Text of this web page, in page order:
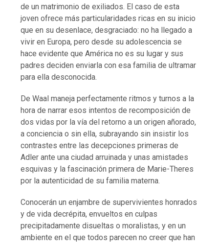
de un matrimonio de exiliados. El caso de esta
joven ofrece más particularidades ricas en su inicio
que en su desenlace, desgraciado: no ha llegado a
vivir en Europa, pero desde su adolescencia se
hace evidente que América no es su lugar y sus
padres deciden enviarla con esa familia de ultramar
para ella desconocida.
De Waal maneja perfectamente ritmos y turnos a la
hora de narrar esos intentos de recomposición de
dos vidas por la vía del retorno a un origen añorado,
a conciencia o sin ella, subrayando sin insistir los
contrastes entre las decepciones primeras de
Adler ante una ciudad arruinada y unas amistades
esquivas y la fascinación primera de Marie-Theres
por la autenticidad de su familia materna.
Conocerán un enjambre de supervivientes honrados
y de vida decrépita, envueltos en culpas
precipitadamente disueltas o moralistas, y en un
ambiente en el que todos parecen no creer que han